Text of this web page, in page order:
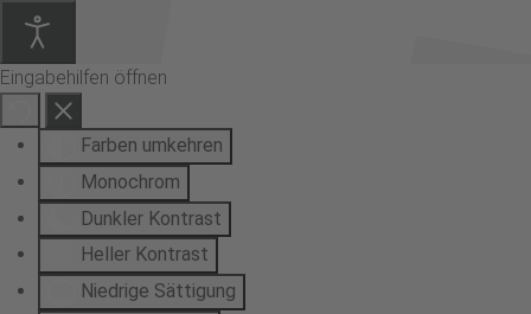
Eingabehilfen öffnen
Farben umkehren
Monochrom
Dunkler Kontrast
Heller Kontrast
Niedrige Sättigung